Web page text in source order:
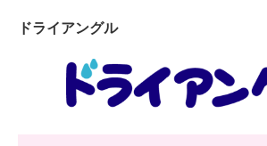
ドライアングル